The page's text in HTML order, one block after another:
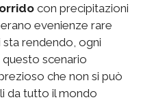
con precipitazioni
erano evenienze rare
rendendo, ogni
scenario
che non si può
da tutto il mondo